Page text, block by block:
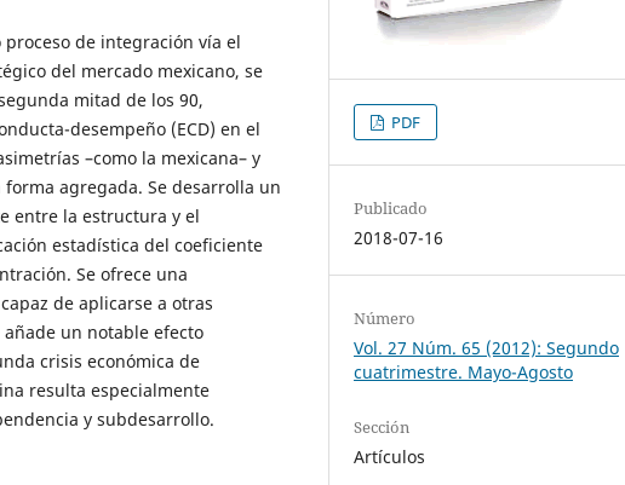
de integración vía el
del mercado mexicano, se
mitad de los 90,
desempeño (ECD) en el
–como la mexicana– y
agregada. Se desarrolla un
entre la estructura y el
estadística del coeficiente
Se ofrece una
de aplicarse a otras
un notable efecto
crisis económica de
resulta especialmente
y subdesarrollo.
PDF
Publicado
2018-07-16
Número
Vol. 27 Núm. 65 (2012): Segundo
cuatrimestre. Mayo-Agosto
Sección
Artículos